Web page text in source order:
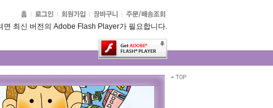
면 최신 버전의 Adobe Flash Player가 필요합니다.